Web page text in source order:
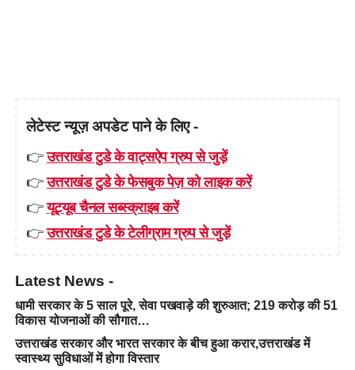
लेटेस्ट न्यूज़ अपडेट पाने के लिए -
👉उत्तराखंड टुडे के वाट्सऐप ग्रुप से जुड़ें
👉उत्तराखंड टुडे के फेसबुक पेज़ को लाइक करें
👉यूट्यूब चैनल सब्स्क्राइब करें
👉उत्तराखंड टुडे के टेलीग्राम ग्रुप से जुड़ें
Latest News -
धामी सरकार के 5 साल पूरे, सेवा पखवाड़े की शुरुआत; 219 करोड़ की 51
विकास योजनाओं की सौगात…
उत्तराखंड सरकार और भारत सरकार के बीच हुआ करार,उत्तराखंड में
स्वास्थ्य सुविधाओं में होगा विस्तार